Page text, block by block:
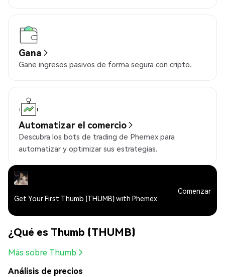
Gana
Gane ingresos pasivos de forma segura con cripto.
Automatizar el comercio
Descubra los bots de trading de Phemex para
automatizar y optimizar sus estrategias.
Get Your First Thumb (THUMB) with Phemex
Comenzar
¿Qué es Thumb (THUMB)
Más sobre Thumb
Análisis de precios